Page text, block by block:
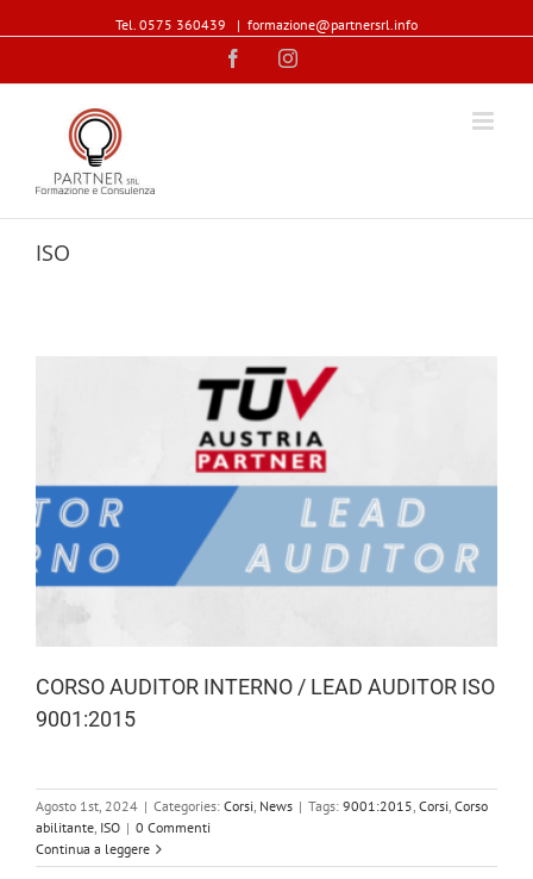
Tel. 0575 360439 | formazione@partnersrl.info
FacebookInstagram
ISO
CORSO AUDITOR INTERNO / LEAD AUDITOR ISO
9001:2015
Agosto 1st, 2024 | Categories: Corsi, News | Tags: 9001:2015, Corsi, Corso
abilitante, ISO | 0 Commenti
Continua a leggere